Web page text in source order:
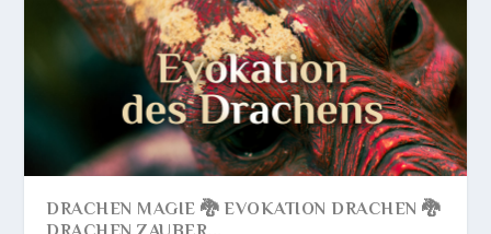
DRACHEN MAGIE 🐉 EVOKATION DRACHEN 🐉